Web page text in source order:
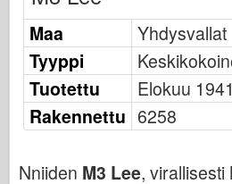
Ace Mallit
AFV-klubi
Airfix-korjaus
Ilmavoimat
AZ-malli
Maa
Yhdysvallat
Tyyppi
Tuotettu
Elokuu
Rakennettu 6258
Nniiden M3 Lee, virallisesti